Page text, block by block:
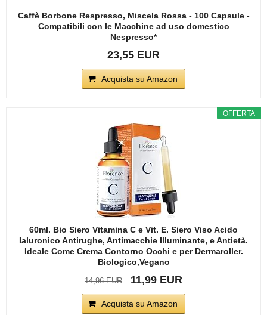
Caffè Borbone Respresso, Miscela Rossa - 100 Capsule -
Compatibili con le Macchine ad uso domestico
Nespresso*
23,55 EUR
Acquista su Amazon
OFFERTA
60ml. Bio Siero Vitamina C e Vit. E. Siero Viso Acido
Ialuronico Antirughe, Antimacchie Illuminante, e Antietà.
Ideale Come Crema Contorno Occhi e per Dermaroller.
Biologico,Vegano
14,96 EUR 11,99 EUR
Acquista su Amazon